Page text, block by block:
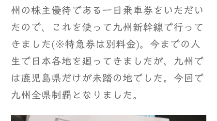
州の株主優待である一日乗車券をいただい
たので、これを使って九州新幹線で行って
きました(※特急券は別料金)。今までの人
生で日本各地を廻ってきましたが、九州で
は鹿児島県だけが未踏の地でした。今回で
九州全県制覇となりました。